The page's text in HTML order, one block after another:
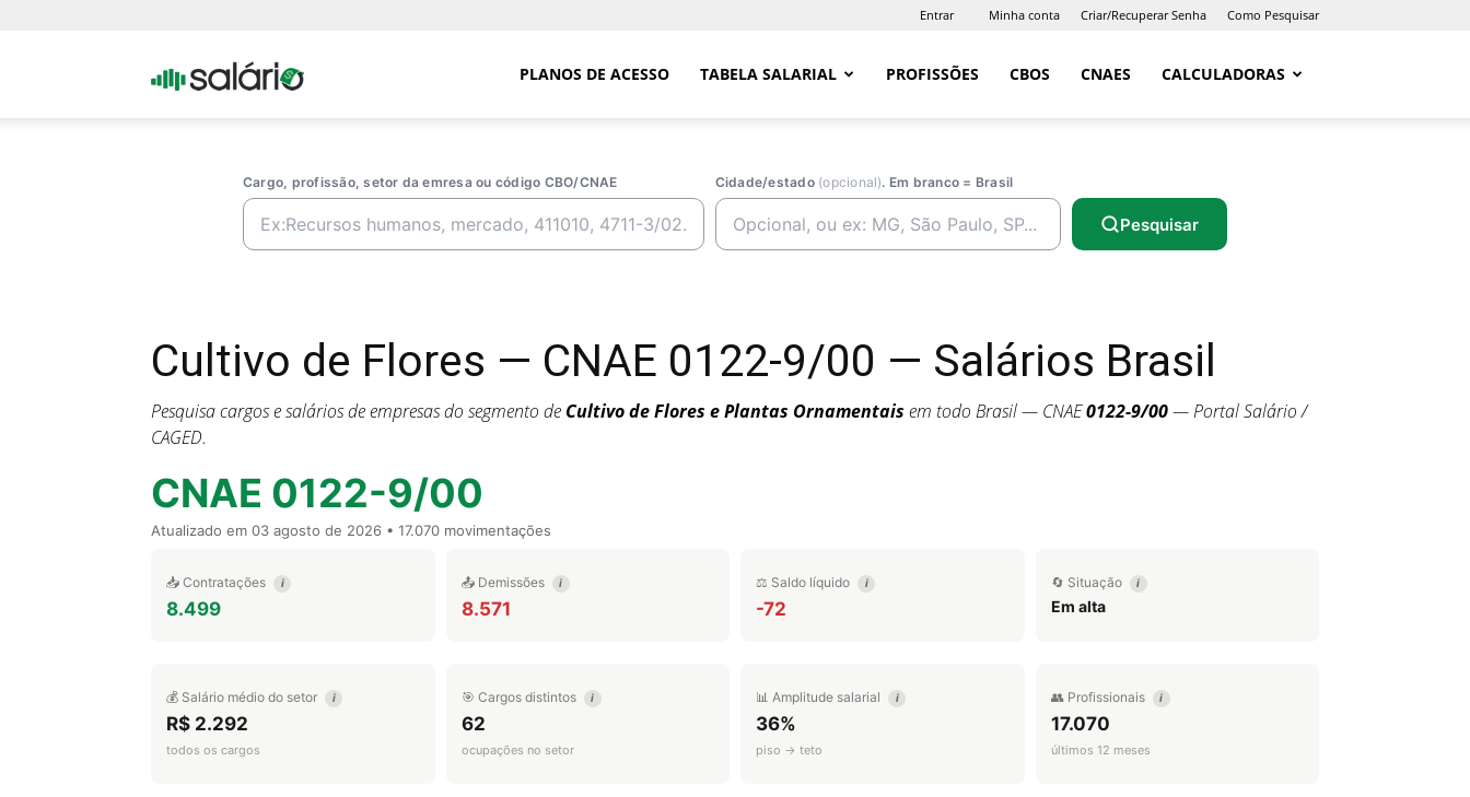
Entrar Minha conta Criar/Recuperar Senha Como Pesquisar
Portal PLANOS DE ACESSO TABELA SALARIAL PROFISSÕES CBOS CNAES CALCULADORAS
Cargo, profissão, setor da emresa ou código CBO/CNAE Cidade/estado (opcional). Em branco = Brasil
Pesquisar
Cultivo de Flores — CNAE 0122-9/00 — Salários Brasil
Pesquisa cargos e salários de empresas do segmento de Cultivo de Flores e Plantas Ornamentais em todo Brasil — CNAE0122-9/00— Portal Salário /
CAGED.
CNAE 0122-9/00
Atualizado em 03 agosto de 2026 • 17.070 movimentações
📥 Contratações i
8.499
📤 Demissões i
8.571
⚖️ Saldo líquido i
-72
🔄 Situação i
Em alta
💰 Salário médio do setor i
R$ 2.292
todos os cargos
🎯 Cargos distintos i
62
ocupações no setor
📊 Amplitude salarial i
36%
piso → teto
👥 Profissionais i
17.070
últimos 12 meses